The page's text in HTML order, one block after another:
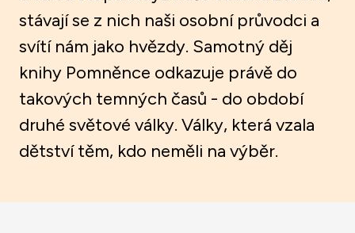
stávají se z nich naši osobní průvodci a
svítí nám jako hvězdy. Samotný děj
knihy Pomněnce odkazuje právě do
takových temných časů - do období
druhé světové války. Války, která vzala
dětství těm, kdo neměli na výběr.